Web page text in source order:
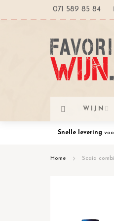
Ga
de
inhoud
071 589 85 84
WIJN
Snelle levering
Home Scaia